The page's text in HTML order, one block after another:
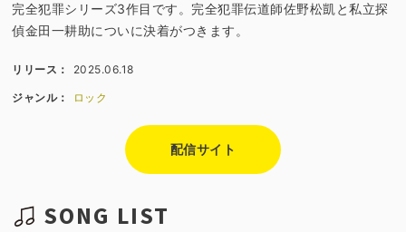
完全犯罪シリーズ3作目です。完全犯罪伝道師佐野松凱と私立探
偵金田一耕助についに決着がつきます。
リリース： 2025.06.18
ジャンル： ロック
配信サイト
SONG LIST